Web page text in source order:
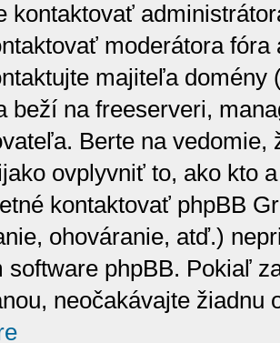
kontaktovať
moderátora
majiteľa
beží na freeserveri,
Berte na vedomie,
ovplyvniť to, ako kto
kontaktovať phpBB
ohováranie, atď.)
software phpBB. Pokiaľ
neočakávajte žiadnu